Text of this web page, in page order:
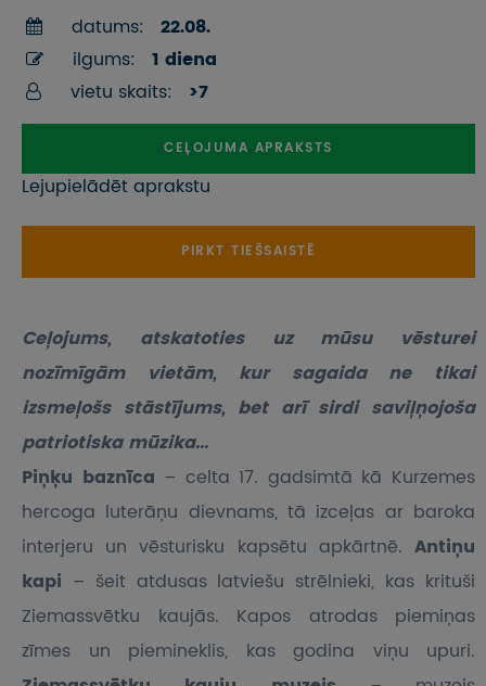
datums:
22.08.
ilgums:
1 diena
vietu skaits:
>7
CEĻOJUMA APRAKSTS
Lejupielādēt aprakstu
PIRKT TIEŠSAISTĒ
Ceļojums, atskatoties uz mūsu vēsturei
nozīmīgām vietām, kur sagaida ne tikai
izsmeļošs stāstījums, bet arī sirdi saviļņojoša
patriotiska mūzika...
Piņķu baznīca – celta 17. gadsimtā kā Kurzemes
hercoga luterāņu dievnams, tā izceļas ar baroka
interjeru un vēsturisku kapsētu apkārtnē. Antiņu
kapi – šeit atdusas latviešu strēlnieki, kas krituši
Ziemassvētku kaujās. Kapos atrodas piemiņas
zīmes un piemineklis, kas godina viņu upuri.